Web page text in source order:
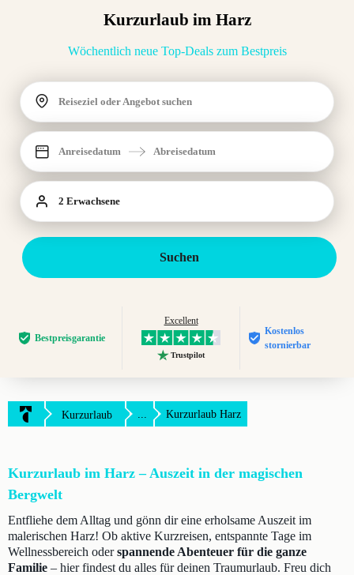
Kurzurlaub im Harz
Wöchentlich neue Top-Deals zum Bestpreis
Reiseziel oder Angebot suchen
Anreisedatum Abreisedatum
2 Erwachsene
Suchen
Bestpreis­garantie
Excellent
Trustpilot
Kostenlos
stornierbar
Kurzurlaub ... Kurzurlaub Harz
Kurzurlaub im Harz – Auszeit in der magischen
Bergwelt
Entfliehe dem Alltag und gönn dir eine erholsame Auszeit im
malerischen Harz! Ob aktive Kurzreisen, entspannte Tage im
Wellnessbereich oderspannende Abenteuer für die ganze
Familie – hier findest du alles für deinen Traumurlaub. Freu dich